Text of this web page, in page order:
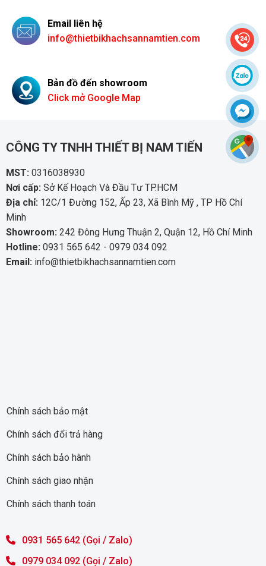
Email liên hệ
info@thietbikhachsannamtien.com
Bản đồ đến showroom
Click mở Google Map
CÔNG TY TNHH THIẾT BỊ NAM TIẾN
MST: 0316038930
Nơi cấp: Sở Kế Hoạch Và Đầu Tư TP.HCM
Địa chỉ: 12C/1 Đường 152, Ấp 23, Xã Bình Mỹ , TP Hồ Chí
Minh
Showroom: 242 Đông Hưng Thuận 2, Quận 12, Hồ Chí Minh
Hotline: 0931 565 642 - 0979 034 092
Email: info@thietbikhachsannamtien.com
Chính sách bảo mật
Chính sách đổi trả hàng
Chính sách bảo hành
Chính sách giao nhận
Chính sách thanh toán
0931 565 642 (Gọi / Zalo)
0979 034 092 (Gọi / Zalo)